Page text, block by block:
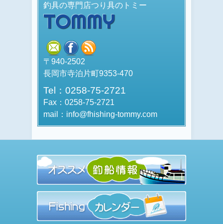
釣具の専門店つり具のトミー
TOMMY
mail facebook
〒940-2502
長岡市寺泊片町9353-470
Tel：0258-75-2721
Fax：0258-75-2721
mail：info@fhishing-tommy.com